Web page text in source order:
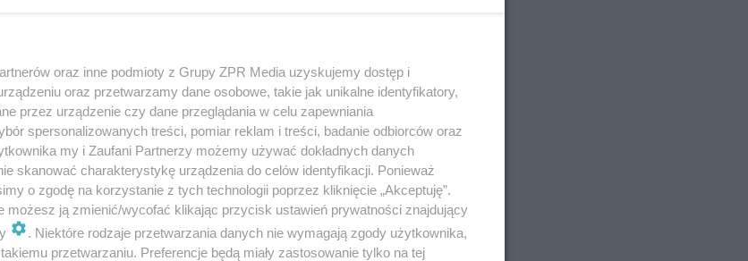
ale to niejedyny plus inicjatywy.
parking. Teraz to nie będzie już możliwe.
oraz inne podmioty z Grupy ZPR Media uzyskujemy dostęp i
oraz przetwarzamy dane osobowe, takie jak unikalne identyfikatory,
przez urządzenie czy dane przeglądania w celu zapewniania
spersonalizowanych treści, pomiar reklam i treści, badanie odbiorców oraz
my i Zaufani Partnerzy możemy używać dokładnych danych
skanować charakterystykę urządzenia do celów identyfikacji. Ponieważ
o zgodę na korzystanie z tych technologii poprzez kliknięcie „Akceptuję”.
możesz ją zmienić/wycofać klikając przycisk ustawień prywatności znajdujący
. Niektóre rodzaje przetwarzania danych nie wymagają zgody użytkownika,
przetwarzaniu. Preferencje będą miały zastosowanie tylko na tej